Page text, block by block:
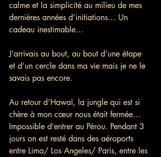
calme et la simplicité au milieu de mes
dernières années d’initiations… Un
cadeau inestimable…
J’arrivais au bout, au bout d’une étape
et d’un cercle dans ma vie mais je ne le
savais pas encore.
Au retour d’Hawaï, la jungle qui est si
chère à mon cœur nous était fermée…
Impossible d’entrer au Pérou. Pendant 3
jours on est resté dans des aéroports
entre Lima/ Los Angeles/ Paris, entre les